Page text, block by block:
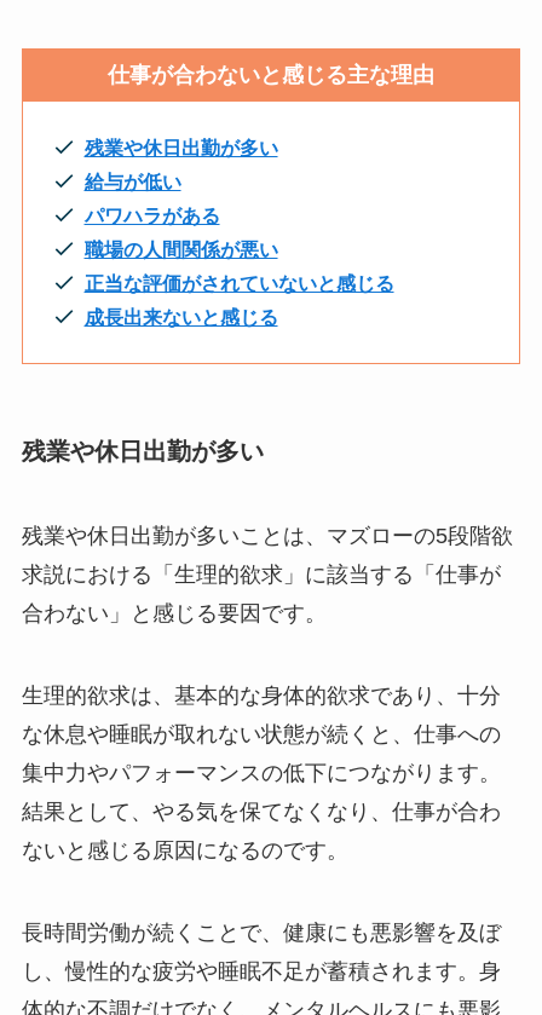
仕事が合わないと感じる主な理由
残業や休日出勤が多い
給与が低い
パワハラがある
職場の人間関係が悪い
正当な評価がされていないと感じる
成長出来ないと感じる
残業や休日出勤が多い
残業や休日出勤が多いことは、マズローの5段階欲
求説における「生理的欲求」に該当する「仕事が
合わない」と感じる要因です。
生理的欲求は、基本的な身体的欲求であり、十分
な休息や睡眠が取れない状態が続くと、仕事への
集中力やパフォーマンスの低下につながります。
結果として、やる気を保てなくなり、仕事が合わ
ないと感じる原因になるのです。
長時間労働が続くことで、健康にも悪影響を及ぼ
し、慢性的な疲労や睡眠不足が蓄積されます。身
体的な不調だけでなく、メンタルヘルスにも悪影